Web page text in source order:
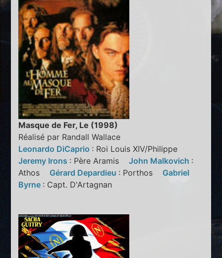
Masque de Fer, Le (1998)
Réalisé par Randall Wallace
Leonardo DiCaprio : Roi Louis XIV/Philippe
Jeremy Irons : Père AramisJohn Malkovich :
Athos Gérard Depardieu : Porthos Gabriel
Byrne : Capt. D'Artagnan